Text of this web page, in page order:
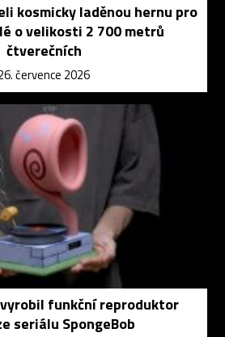
kosmicky laděnou hernu pro
o velikosti 2 700 metrů
čtverečních
července 2026
funkční reproduktor
seriálu SpongeBob